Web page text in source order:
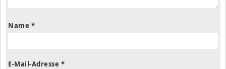
Name *
E-Mail-Adresse *